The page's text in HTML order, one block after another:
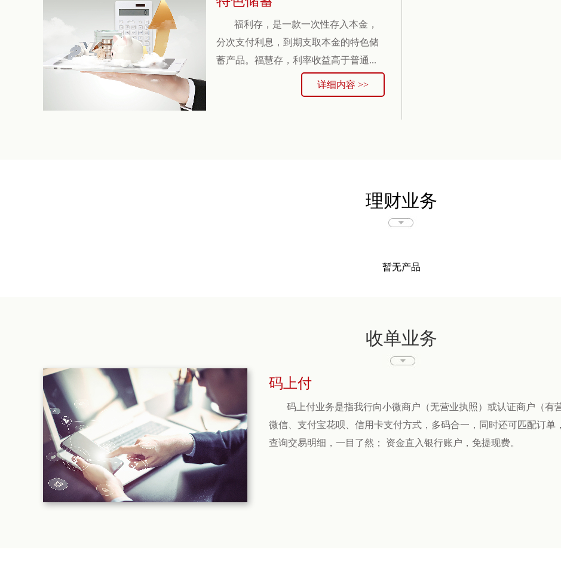
福利存，是一款一次性存入本金，
分次支付利息，到期支取本金的特色储
蓄产品。福慧存，利率收益高于普通...
详细内容 >>
理财业务
暂无产品
收单业务
码上付
码上付业务是指我行向小微商户（无营业执照）或认证商户（有
微信、支付宝花呗、信用卡支付方式，多码合一，同时还可匹配订单
查询交易明细，一目了然； 资金直入银行账户，免提现费。